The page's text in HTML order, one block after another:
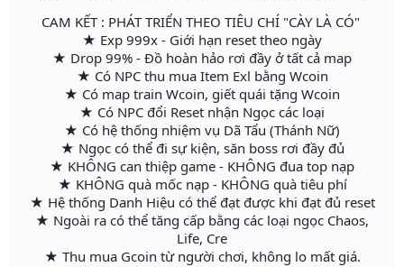
CAM KẾT : PHÁT TRIỂN THEO TIÊU CHÍ "CÀY LÀ CÓ"
★ Exp 999x - Giới hạn reset theo ngày
★ Drop 99% - Đồ hoàn hảo rơi đầy ở tất cả map
★ Có NPC thu mua Item Exl bằng Wcoin
★ Có map train Wcoin, giết quái tặng Wcoin
★ Có NPC đổi Reset nhận Ngọc các loại
★ Có hệ thống nhiệm vụ Dã Tẩu (Thánh Nữ)
★ Ngọc có thể đi sự kiện, săn boss rơi đầy đủ
★ KHÔNG can thiệp game - KHÔNG đua top nạp
★ KHÔNG quà mốc nạp - KHÔNG quà tiêu phí
★ Hệ thống Danh Hiệu có thể đạt được khi đạt đủ reset
★ Ngoài ra có thể tăng cấp bằng các loại ngọc Chaos,
Life, Cre
★ Thu mua Gcoin từ người chơi, không lo mất giá.